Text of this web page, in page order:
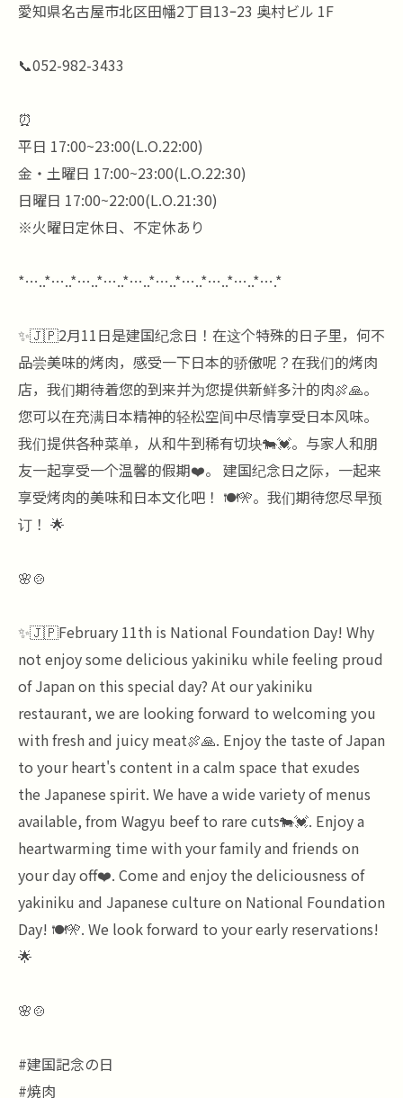
愛知県名古屋市北区田幡2丁目13ｰ23 奥村ビル 1F
📞052-982-3433
⏰
平日 17:00~23:00(L.O.22:00)
金・土曜日 17:00~23:00(L.O.22:30)
日曜日 17:00~22:00(L.O.21:30)
※火曜日定休日、不定休あり
*…..*…..*…..*…..*…..*…..*…..*…..*…..*….*
✨🇯🇵2月11日是建国纪念日！在这个特殊的日子里，何不
品尝美味的烤肉，感受一下日本的骄傲呢？在我们的烤肉
店，我们期待着您的到来并为您提供新鲜多汁的肉🍖🙏。
您可以在充满日本精神的轻松空间中尽情享受日本风味。
我们提供各种菜单，从和牛到稀有切块🐄💓。与家人和朋
友一起享受一个温馨的假期❤️。 建国纪念日之际，一起来
享受烤肉的美味和日本文化吧！ 🍽️🎌。我们期待您尽早预
订！ 🌟
🌸🍲
✨🇯🇵February 11th is National Foundation Day! Why
not enjoy some delicious yakiniku while feeling proud
of Japan on this special day? At our yakiniku
restaurant, we are looking forward to welcoming you
with fresh and juicy meat🍖🙏. Enjoy the taste of Japan
to your heart's content in a calm space that exudes
the Japanese spirit. We have a wide variety of menus
available, from Wagyu beef to rare cuts🐄💓. Enjoy a
heartwarming time with your family and friends on
your day off❤️. Come and enjoy the deliciousness of
yakiniku and Japanese culture on National Foundation
Day! 🍽️🎌. We look forward to your early reservations!
🌟
🌸🍲
#建国記念の日
#焼肉